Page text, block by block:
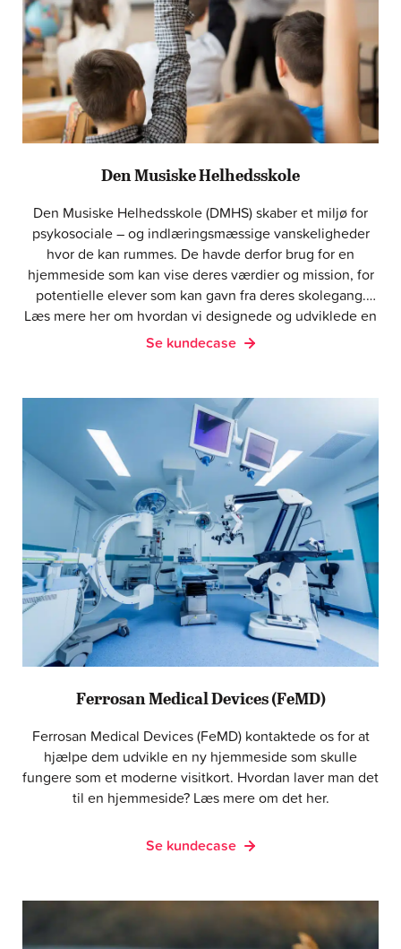
Den Musiske Helhedsskole
Den Musiske Helhedsskole (DMHS) skaber et miljø for
psykosociale – og indlæringsmæssige vanskeligheder
hvor de kan rummes. De havde derfor brug for en
hjemmeside som kan vise deres værdier og mission, for
potentielle elever som kan gavn fra deres skolegang.
Læs mere her om hvordan vi designede og udviklede en
hjemmeside for dem.
Se kundecase
Ferrosan Medical Devices (FeMD)
Ferrosan Medical Devices (FeMD) kontaktede os for at
hjælpe dem udvikle en ny hjemmeside som skulle
fungere som et moderne visitkort. Hvordan laver man det
til en hjemmeside? Læs mere om det her.
Se kundecase